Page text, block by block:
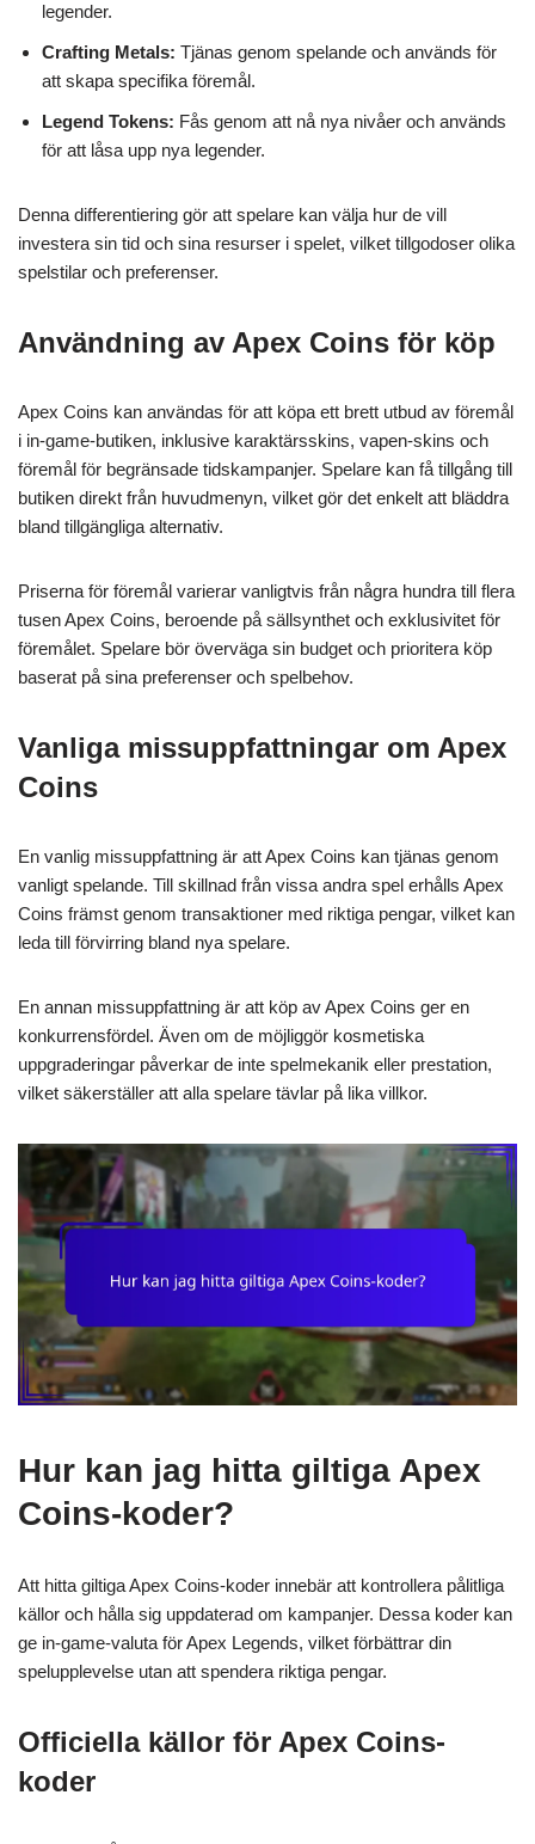
legender.
Crafting Metals: Tjänas genom spelande och används för
att skapa specifika föremål.
Legend Tokens: Fås genom att nå nya nivåer och används
för att låsa upp nya legender.
Denna differentiering gör att spelare kan välja hur de vill
investera sin tid och sina resurser i spelet, vilket tillgodoser olika
spelstilar och preferenser.
Användning av Apex Coins för köp
Apex Coins kan användas för att köpa ett brett utbud av föremål
i in-game-butiken, inklusive karaktärsskins, vapen-skins och
föremål för begränsade tidskampanjer. Spelare kan få tillgång till
butiken direkt från huvudmenyn, vilket gör det enkelt att bläddra
bland tillgängliga alternativ.
Priserna för föremål varierar vanligtvis från några hundra till flera
tusen Apex Coins, beroende på sällsynthet och exklusivitet för
föremålet. Spelare bör överväga sin budget och prioritera köp
baserat på sina preferenser och spelbehov.
Vanliga missuppfattningar om Apex
Coins
En vanlig missuppfattning är att Apex Coins kan tjänas genom
vanligt spelande. Till skillnad från vissa andra spel erhålls Apex
Coins främst genom transaktioner med riktiga pengar, vilket kan
leda till förvirring bland nya spelare.
En annan missuppfattning är att köp av Apex Coins ger en
konkurrensfördel. Även om de möjliggör kosmetiska
uppgraderingar påverkar de inte spelmekanik eller prestation,
vilket säkerställer att alla spelare tävlar på lika villkor.
Hur kan jag hitta giltiga Apex
Coins-koder?
Att hitta giltiga Apex Coins-koder innebär att kontrollera pålitliga
källor och hålla sig uppdaterad om kampanjer. Dessa koder kan
ge in-game-valuta för Apex Legends, vilket förbättrar din
spelupplevelse utan att spendera riktiga pengar.
Officiella källor för Apex Coins-
koder